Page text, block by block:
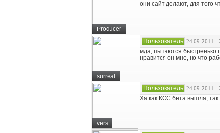
Producer
они сайт делают, для того
surreal
Пользователь 24-09-2011 -
мда, пытаются быстренько
нравится он мне, но что
vers
Пользователь 24-09-2011 -
Ха как КСС бета вышла,